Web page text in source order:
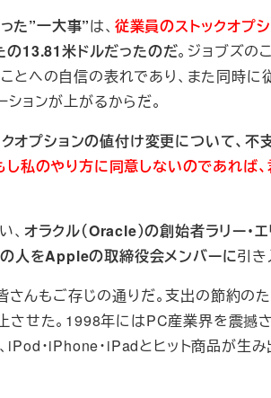
た”一大事”は、 従業員のストックオプ
13.81米ドルだったのだ。ジョブズの
への自信の表れであり、また同時に
ョンが上がるからだ。
オプションの値付け変更について、不
し私のやり方に同意しないのであれば
、 オラクル（Oracle）の創始者ラリー・
の人をAppleの取締役会メンバーに引き
んもご存じの通りだ。支出の節約の
させた。1998年にはPC産業界を震撼
iPod・iPhone・iPadとヒット商品が